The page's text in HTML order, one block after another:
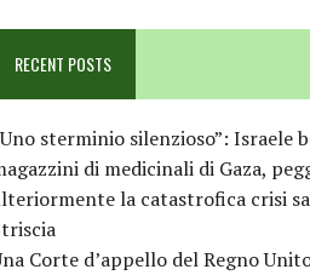
RECENT POSTS
sterminio silenzioso”: Israele
di medicinali di Gaza,
la catastrofica crisi
Corte d’appello del Regno